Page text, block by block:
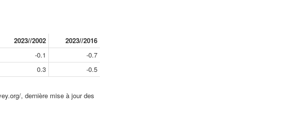
2023//2002
2023//2016
-0.1
-0.7
0.3
-0.5
, dernière mise à jour des